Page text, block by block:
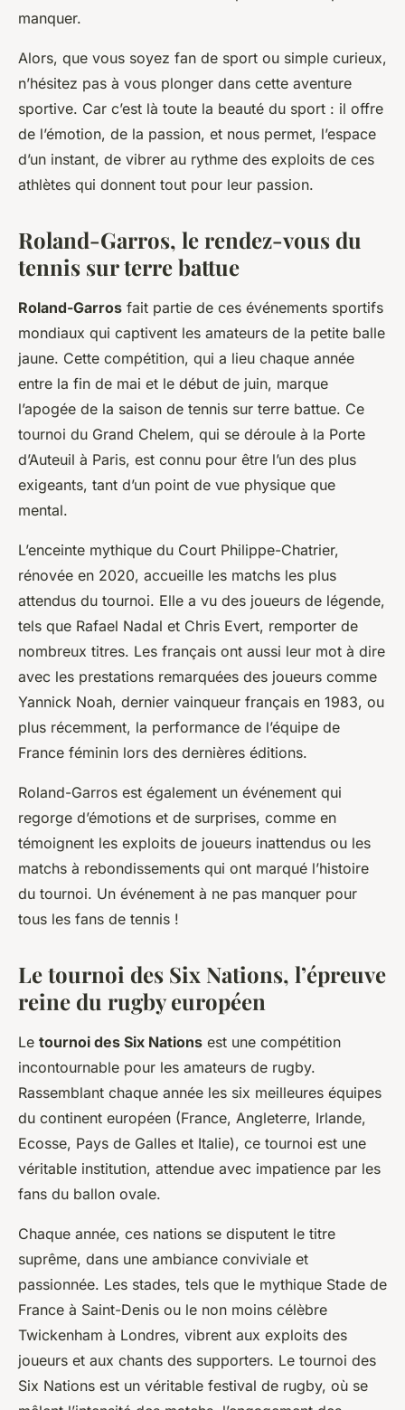
manquer.
Alors, que vous soyez fan de sport ou simple curieux,
n’hésitez pas à vous plonger dans cette aventure
sportive. Car c’est là toute la beauté du sport : il offre
de l’émotion, de la passion, et nous permet, l’espace
d’un instant, de vibrer au rythme des exploits de ces
athlètes qui donnent tout pour leur passion.
Roland-Garros, le rendez-vous du
tennis sur terre battue
Roland-Garros fait partie de ces événements sportifs
mondiaux qui captivent les amateurs de la petite balle
jaune. Cette compétition, qui a lieu chaque année
entre la fin de mai et le début de juin, marque
l’apogée de la saison de tennis sur terre battue. Ce
tournoi du Grand Chelem, qui se déroule à la Porte
d’Auteuil à Paris, est connu pour être l’un des plus
exigeants, tant d’un point de vue physique que
mental.
L’enceinte mythique du Court Philippe-Chatrier,
rénovée en 2020, accueille les matchs les plus
attendus du tournoi. Elle a vu des joueurs de légende,
tels que Rafael Nadal et Chris Evert, remporter de
nombreux titres. Les français ont aussi leur mot à dire
avec les prestations remarquées des joueurs comme
Yannick Noah, dernier vainqueur français en 1983, ou
plus récemment, la performance de l’équipe de
France féminin lors des dernières éditions.
Roland-Garros est également un événement qui
regorge d’émotions et de surprises, comme en
témoignent les exploits de joueurs inattendus ou les
matchs à rebondissements qui ont marqué l’histoire
du tournoi. Un événement à ne pas manquer pour
tous les fans de tennis !
Le tournoi des Six Nations, l’épreuve
reine du rugby européen
Le tournoi des Six Nations est une compétition
incontournable pour les amateurs de rugby.
Rassemblant chaque année les six meilleures équipes
du continent européen (France, Angleterre, Irlande,
Ecosse, Pays de Galles et Italie), ce tournoi est une
véritable institution, attendue avec impatience par les
fans du ballon ovale.
Chaque année, ces nations se disputent le titre
suprême, dans une ambiance conviviale et
passionnée. Les stades, tels que le mythique Stade de
France à Saint-Denis ou le non moins célèbre
Twickenham à Londres, vibrent aux exploits des
joueurs et aux chants des supporters. Le tournoi des
Six Nations est un véritable festival de rugby, où se